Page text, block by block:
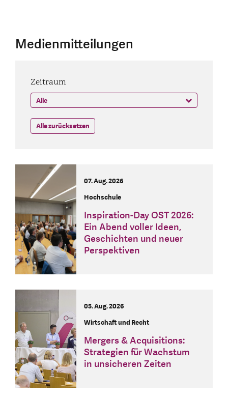
Medienmitteilungen
Zeitraum
Alle zurücksetzen
07. Aug. 2026
Hochschule
Inspiration-Day OST 2026:
Ein Abend voller Ideen,
Geschichten und neuer
Perspektiven
05. Aug. 2026
Wirtschaft und Recht
Mergers & Acquisitions:
Strategien für Wachstum
in unsicheren Zeiten